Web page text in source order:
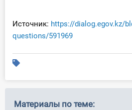
Источник: https://dialog.egov.kz/
questions/591969
Материалы по теме: